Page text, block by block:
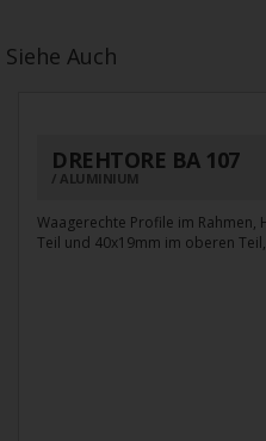
Siehe Auch
DREHTORE BA 107
ALUMINIUM
Waagerechte Profile im
Teil und 40x19mm im oberen Teil,